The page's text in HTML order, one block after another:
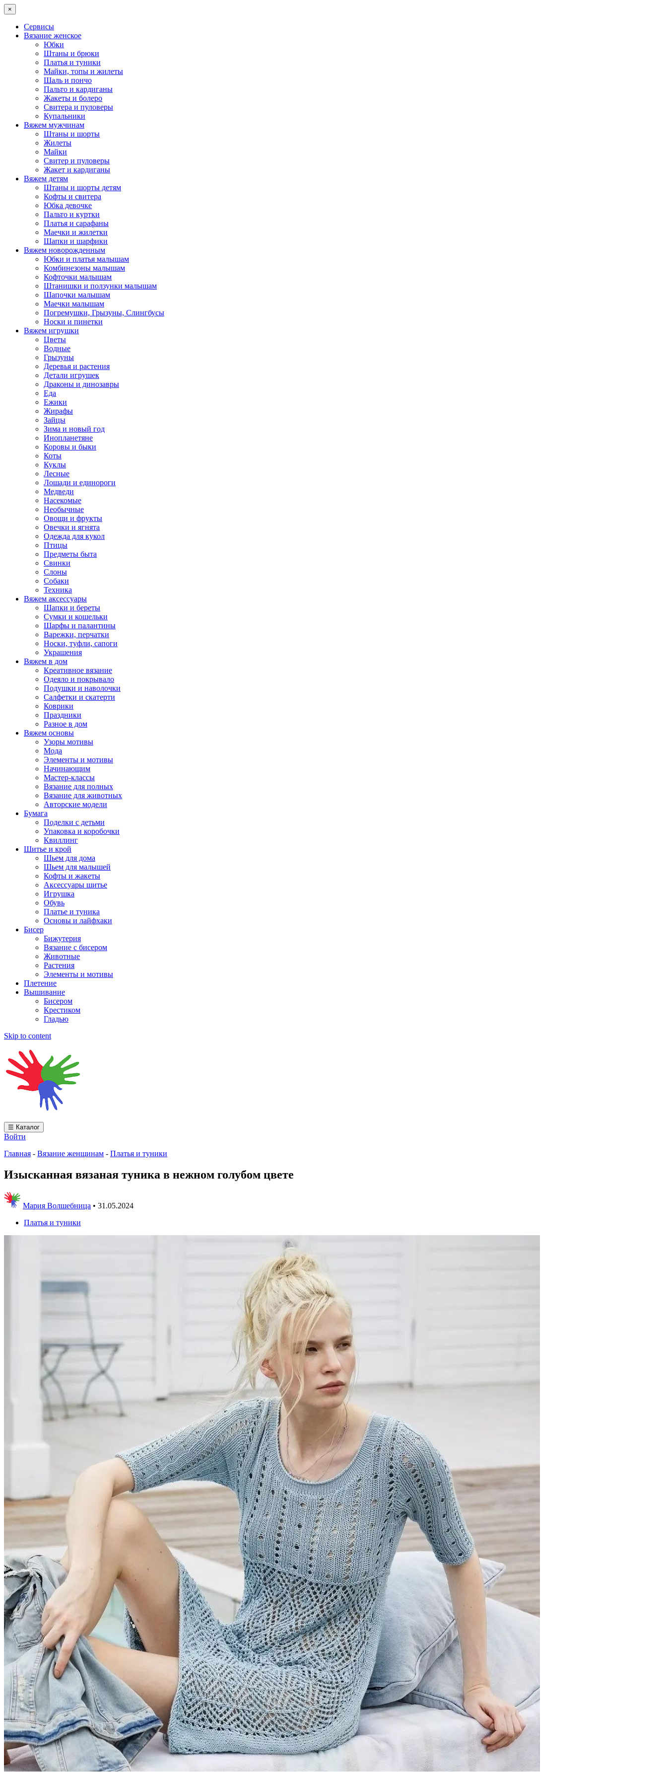
×
Сервисы
Вязание женское
Юбки
Штаны и брюки
Платья и туники
Майки, топы и жилеты
Шаль и пончо
Пальто и кардиганы
Жакеты и болеро
Свитера и пуловеры
Купальники
Вяжем мужчинам
Штаны и шорты
Жилеты
Майки
Свитер и пуловеры
Жакет и кардиганы
Вяжем детям
Штаны и шорты детям
Кофты и свитера
Юбка девочке
Пальто и куртки
Платья и сарафаны
Маечки и жилетки
Шапки и шарфики
Вяжем новорожденным
Юбки и платья малышам
Комбинезоны малышам
Кофточки малышам
Штанишки и ползунки малышам
Шапочки малышам
Маечки малышам
Погремушки, Грызуны, Слингбусы
Носки и пинетки
Вяжем игрушки
Цветы
Водные
Грызуны
Деревья и растения
Детали игрушек
Драконы и динозавры
Еда
Ежики
Жирафы
Зайцы
Зима и новый год
Инопланетяне
Коровы и быки
Коты
Куклы
Лесные
Лошади и единороги
Медведи
Насекомые
Необычные
Овощи и фрукты
Овечки и ягнята
Одежда для кукол
Птицы
Предметы быта
Свинки
Слоны
Собаки
Техника
Вяжем аксессуары
Шапки и береты
Сумки и кошельки
Шарфы и палантины
Варежки, перчатки
Носки, туфли, сапоги
Украшения
Вяжем в дом
Креативное вязание
Одеяло и покрывало
Подушки и наволочки
Салфетки и скатерти
Коврики
Праздники
Разное в дом
Вяжем основы
Узоры мотивы
Мода
Элементы и мотивы
Начинающим
Мастер-классы
Вязание для полных
Вязание для животных
Авторские модели
Бумага
Поделки с детьми
Упаковка и коробочки
Квиллинг
Шитье и крой
Шьем для дома
Шьем для малышей
Кофты и жакеты
Аксессуары шитье
Игрушка
Обувь
Платье и туника
Основы и лайфхаки
Бисер
Бижутерия
Вязание с бисером
Животные
Растения
Элементы и мотивы
Плетение
Вышивание
Бисером
Крестиком
Гладью
Skip to content
☰ Каталог
Войти
Главная - Вязание женщинам - Платья и туники
Изысканная вязаная туника в нежном голубом цвете
Мария Волшебница • 31.05.2024
Платья и туники